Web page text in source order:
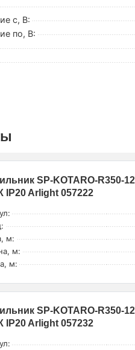
с, В:
по, В:
SP-KOTARO-R350-
IP20 Arlight 057222
м:
м:
м:
SP-KOTARO-R350-
IP20 Arlight 057232